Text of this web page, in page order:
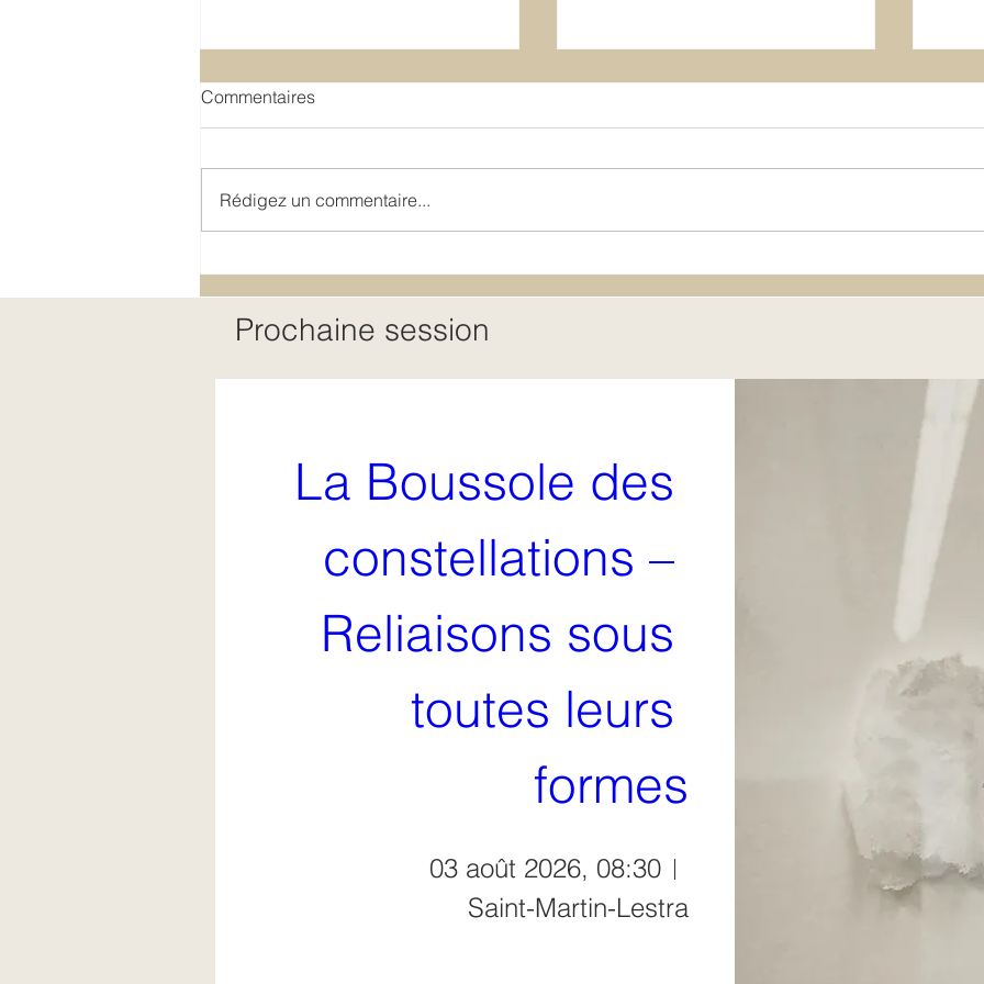
Vacance Toupie
Commentaires
Rédigez un commentaire...
Prochaine session
La Boussole des
constellations –
Reliaisons sous
toutes leurs
formes
03 août 2026, 08:30
Saint-Martin-Lestra